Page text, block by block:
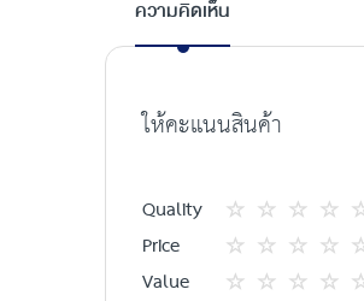
beginning
of
images
gallery
ความคิดเห็น
ให้คะแนนสินค้า
Quality
1
star
2
ดาว
3
ดาว
4
ดาว
5
ดาว
Price
1
2
3
4
5
Value